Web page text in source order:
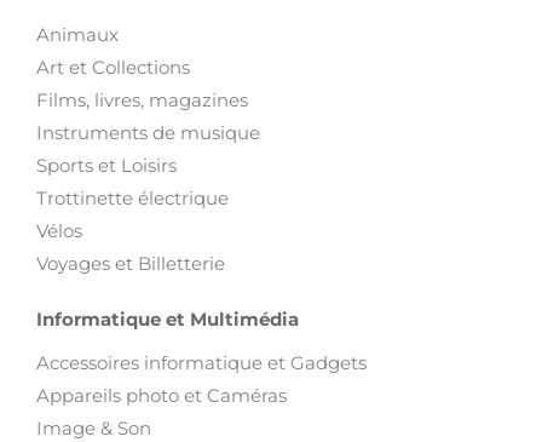
Animaux
Art et Collections
Films, livres, magazines
Instruments de musique
Sports et Loisirs
Trottinette électrique
Vélos
Voyages et Billetterie
Informatique et Multimédia
Accessoires informatique et Gadgets
Appareils photo et Caméras
Image & Son